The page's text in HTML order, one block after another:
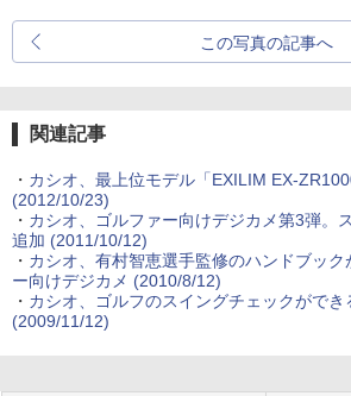
この写真の記事へ
関連記事
・ カシオ、最上位モデル「EXILIM EX-
(2012/10/23)
・ カシオ、ゴルファー向けデジカメ第3弾。
追加 (2011/10/12)
・ カシオ、有村智恵選手監修のハンドブック
ー向けデジカメ (2010/8/12)
・ カシオ、ゴルフのスイングチェックができ
(2009/11/12)